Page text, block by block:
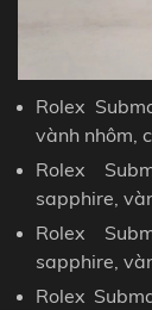
Rolex
vành nhôm,
Rolex
sapphire,
Rolex
sapphire,
Rolex